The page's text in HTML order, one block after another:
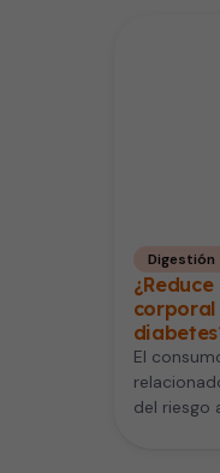
Digestión
corporal
El
del riesgo